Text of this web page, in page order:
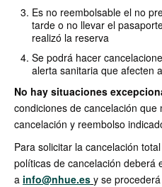
Es no reembolsable el no
tarde o no llevar el
realizó la reserva
Se podrá hacer
alerta sanitaria que afecten
No hay situaciones
condiciones de cancelación
cancelación y reembolso
Para solicitar la cancelación
políticas de cancelación deberá
a info@nhue.es y se